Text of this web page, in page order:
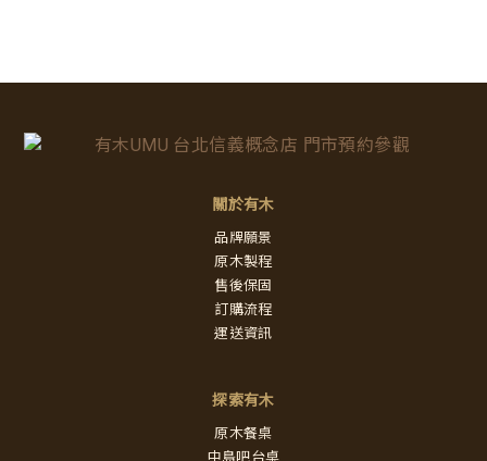
關於有木
品牌願景
原木製程
售後保固
訂購流程
運送資訊
探索有木
原木餐桌
中島吧台桌